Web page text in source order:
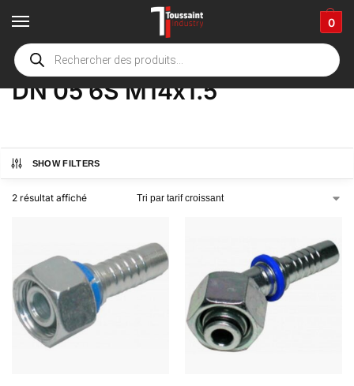
0
Accueil boutique / Product Options
DN 05 6S M14x1.5
SHOW FILTERS
2 résultat affiché